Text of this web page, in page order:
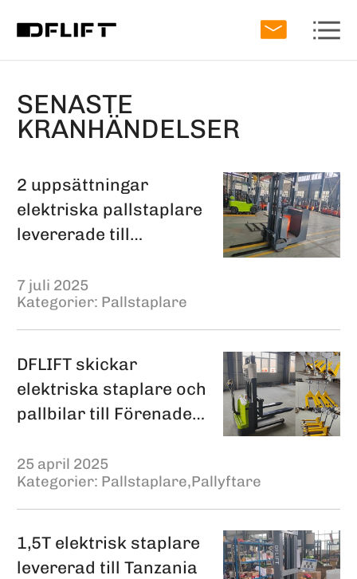
SENASTE
KRANHÄNDELSER
2 uppsättningar
elektriska pallstaplare
levererade till
7 juli 2025
Kategorier: Pallstaplare
DFLIFT skickar
elektriska staplare och
pallbilar till Förenade
förpackningsindustri
25 april 2025
Kategorier: Pallstaplare,Pallyftare
1,5T elektrisk staplare
levererad till Tanzania